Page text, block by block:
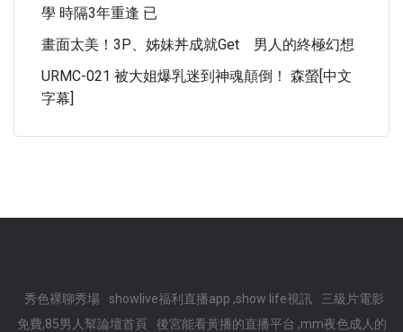
學 時隔3年重逢 已
畫面太美！3P、姊妹丼成就Get 男人的終極幻想
URMC-021 被大姐爆乳迷到神魂顛倒！ 森螢[中文
字幕]
秀色裸聊秀場 showlive福利直播app ,show life視訊
三級片電影
免費,85男人幫論壇首頁
後宮能看黃播的直播平台 ,mm夜色成人的